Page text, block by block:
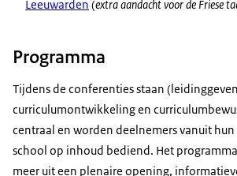
Leeuwarden (extra aandacht voor de Friese
Programma
Tijdens de conferenties staan
curriculumontwikkeling en
centraal en worden deelnemers vanuit
school op inhoud bediend. Het
meer uit een plenaire opening,